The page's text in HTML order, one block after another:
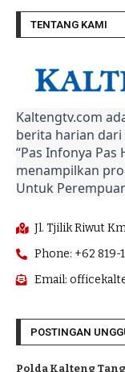
TENTANG KAMI
Kaltengtv.com
berita harian dari
“Pas Infonya Pas
menampilkan
Untuk
Jl. Tjilik Riwut
Phone: +62 819-
Email:
POSTINGAN
Polda Kalteng